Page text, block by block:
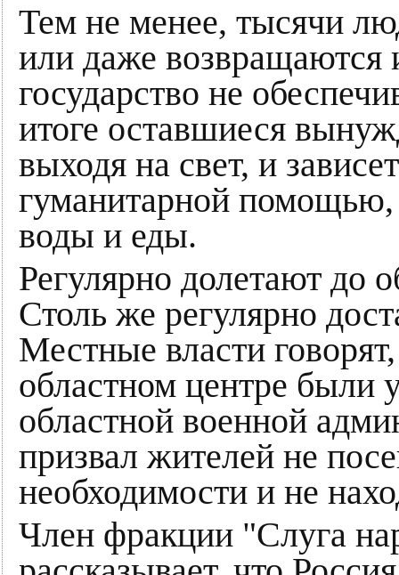
Тем не менее, тысячи
или даже возвращаются
государство не
итоге оставшиеся
выходя на свет, и
гуманитарной помощью,
воды и еды.
Регулярно долетают до
Столь же регулярно
Местные власти
областном центре были
областной военной
призвал жителей не
необходимости и не
Член фракции "Слуга